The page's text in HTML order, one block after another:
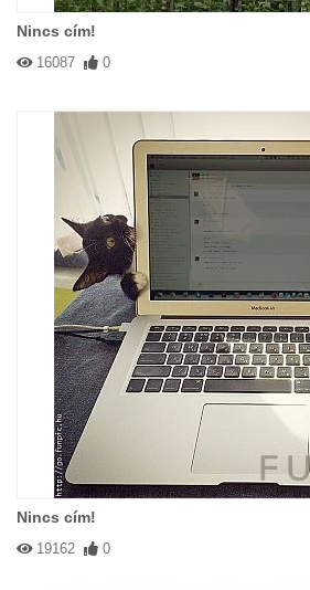
Nincs cím!
16087 0
Nincs cím!
19162 0